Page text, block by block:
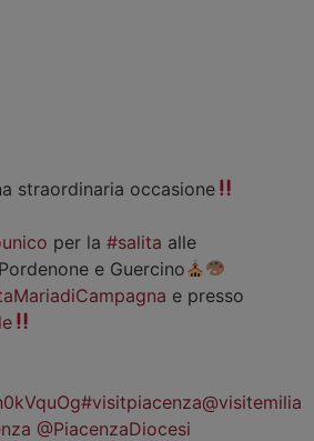
straordinaria occasione
per la#salita alle
e Guercino
e presso
#visitpiacenza@visitemilia
@PiacenzaDiocesi